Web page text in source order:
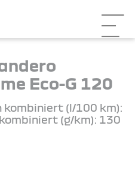
Eco-G 120
kombiniert (l/100 km):
(g/km): 130